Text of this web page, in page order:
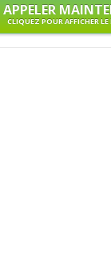
APPELER
CLIQUEZ POUR AFFICHER